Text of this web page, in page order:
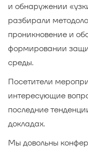
и обнаружении
разбирали
проникновение и
формировании
среды.
Посетители
интересующие
последние
докладах.
Мы довольны